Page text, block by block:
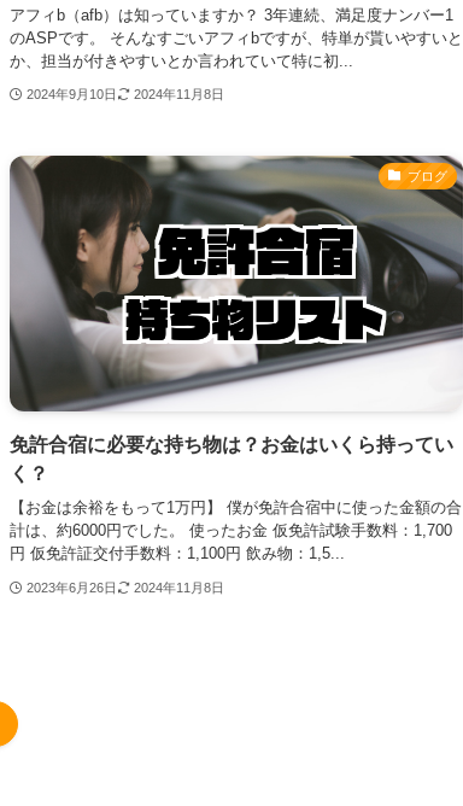
アフィb（afb）は知っていますか？ 3年連続、満足度ナンバー1
のASPです。 そんなすごいアフィbですが、特単が貰いやすいと
か、担当が付きやすいとか言われていて特に初...
2024年9月10日 2024年11月8日
ブログ
免許合宿に必要な持ち物は？お金はいくら持ってい
く？
【お金は余裕をもって1万円】 僕が免許合宿中に使った金額の合
計は、約6000円でした。 使ったお金 仮免許試験手数料：1,700
円 仮免許証交付手数料：1,100円 飲み物：1,5...
2023年6月26日 2024年11月8日